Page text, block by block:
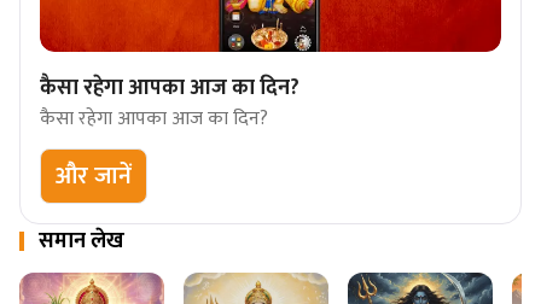
कैसा रहेगा आपका आज का दिन?
कैसा रहेगा आपका आज का दिन?
और जानें
समान लेख